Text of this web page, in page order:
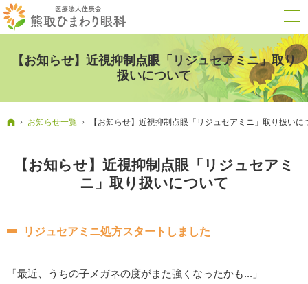
【お知らせ】近視抑制点眼「リジュセアミニ」取り
扱いについて
ホーム
お知らせ一覧 【お知らせ】近視抑制点眼「リジュセアミニ」取り扱いに
【お知らせ】近視抑制点眼「リジュセアミ
ニ」取り扱いについて
リジュセアミニ処方スタートしました
「最近、うちの子メガネの度がまた強くなったかも...」